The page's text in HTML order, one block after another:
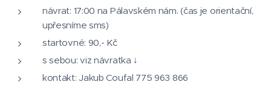
návrat: 17:00 na Pálavském nám. (čas je orientační,
upřesníme sms)
startovné: 90,- Kč
s sebou: viz návratka ↓
kontakt: Jakub Coufal 775 963 866